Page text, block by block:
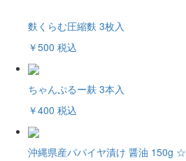
麩くらむ圧縮麩 3枚入
￥500 税込
ちゃんぷるー麸 3本入
￥400 税込
沖縄県産パパイヤ漬け 醤油 150g ☆